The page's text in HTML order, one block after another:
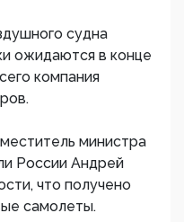
судна
ожидаются в конце
компания
министра
России Андрей
что получено
самолеты.